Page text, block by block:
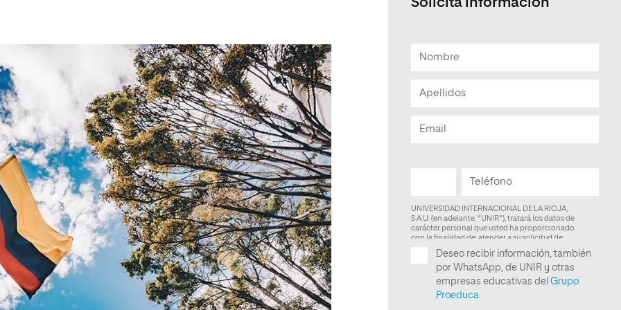
Solicita informacion